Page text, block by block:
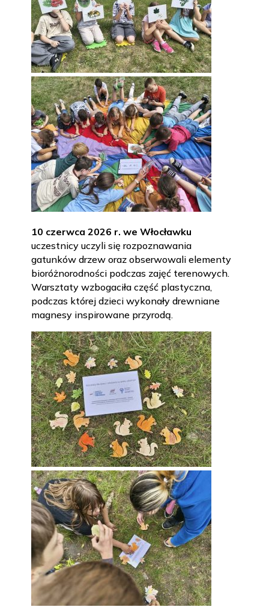
10 czerwca 2026 r. we Włocławku
uczestnicy uczyli się rozpoznawania
gatunków drzew oraz obserwowali elementy
bioróżnorodności podczas zajęć terenowych.
Warsztaty wzbogaciła część plastyczna,
podczas której dzieci wykonały drewniane
magnesy inspirowane przyrodą.